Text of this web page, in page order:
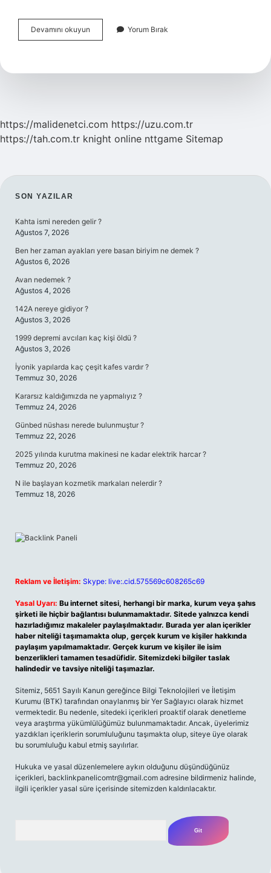
Devamını okuyun
Vadisi
Kimdir
Yorum Bırak
https://malidenetci.com https://uzu.com.tr
https://tah.com.tr knight online nttgame Sitemap
SIDEBAR
SON YAZILAR
Kahta ismi nereden gelir ?
Ağustos 7, 2026
Ben her zaman ayakları yere basan biriyim ne demek ?
Ağustos 6, 2026
Avan nedemek ?
Ağustos 4, 2026
142A nereye gidiyor ?
Ağustos 3, 2026
1999 depremi avcıları kaç kişi öldü ?
Ağustos 3, 2026
İyonik yapılarda kaç çeşit kafes vardır ?
Temmuz 30, 2026
Kararsız kaldığımızda ne yapmalıyız ?
Temmuz 24, 2026
Günbed nüshası nerede bulunmuştur ?
Temmuz 22, 2026
2025 yılında kurutma makinesi ne kadar elektrik harcar ?
Temmuz 20, 2026
N ile başlayan kozmetik markaları nelerdir ?
Temmuz 18, 2026
Reklam ve İletişim: Skype: live:.cid.575569c608265c69
Yasal Uyarı: Bu internet sitesi, herhangi bir marka, kurum veya şahıs
şirketi ile hiçbir bağlantısı bulunmamaktadır. Sitede yalnızca kendi
hazırladığımız makaleler paylaşılmaktadır. Burada yer alan içerikler
haber niteliği taşımamakta olup, gerçek kurum ve kişiler hakkında
paylaşım yapılmamaktadır. Gerçek kurum ve kişiler ile isim
benzerlikleri tamamen tesadüfidir. Sitemizdeki bilgiler taslak
halindedir ve tavsiye niteliği taşımazlar.
Sitemiz, 5651 Sayılı Kanun gereğince Bilgi Teknolojileri ve İletişim
Kurumu (BTK) tarafından onaylanmış bir Yer Sağlayıcı olarak hizmet
vermektedir. Bu nedenle, sitedeki içerikleri proaktif olarak denetleme
veya araştırma yükümlülüğümüz bulunmamaktadır. Ancak, üyelerimiz
yazdıkları içeriklerin sorumluluğunu taşımakta olup, siteye üye olarak
bu sorumluluğu kabul etmiş sayılırlar.
Hukuka ve yasal düzenlemelere aykırı olduğunu düşündüğünüz
içerikleri, backlinkpanelicomtr@gmail.com adresine bildirmeniz halinde,
ilgili içerikler yasal süre içerisinde sitemizden kaldırılacaktır.